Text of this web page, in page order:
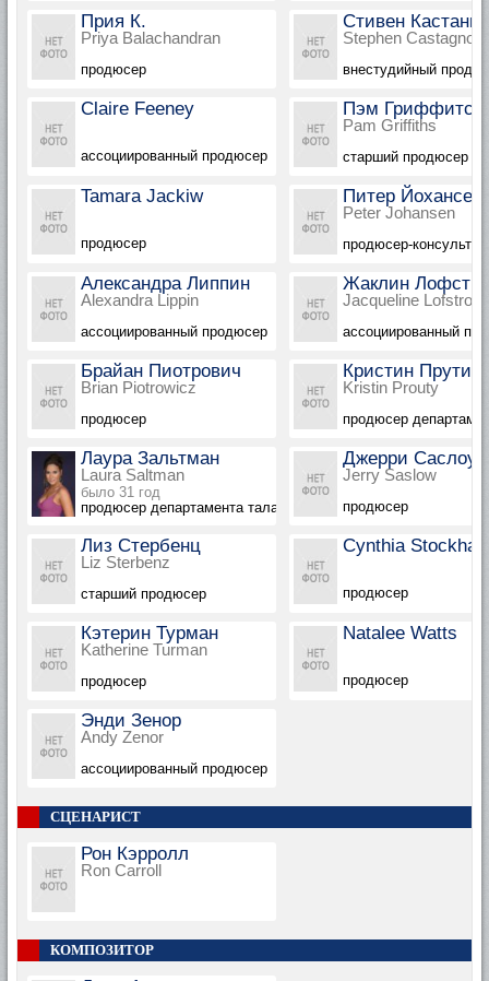
Прия К.
Priya Balachandran
продюсер
Стивен
Stephen Castagnola
внестудийный
Claire Feeney
ассоциированный продюсер
Пэм Гриффитс
Pam Griffiths
старший продюсер
Tamara Jackiw
продюсер
Питер Йохансен
Peter Johansen
продюсер-
Александра Липпин
Alexandra Lippin
ассоциированный продюсер
Жаклин
Jacqueline Lofstrom
ассоциированный
Брайан Пиотрович
Brian Piotrowicz
продюсер
Кристин Прути
Kristin Prouty
продюсер
Лаура Зальтман
Laura Saltman
было 31 год
продюсер департамента талантов
Джерри Саслоу
Jerry Saslow
продюсер
Лиз Стербенц
Liz Sterbenz
старший продюсер
Cynthia
продюсер
Кэтерин Турман
Katherine Turman
продюсер
Natalee Watts
продюсер
Энди Зенор
Andy Zenor
ассоциированный продюсер
СЦЕНАРИСТ
Рон Кэрролл
Ron Carroll
КОМПОЗИТОР